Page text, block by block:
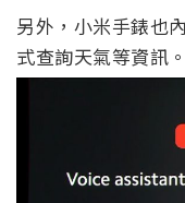
另外，小米手錶也
式查詢天氣等資訊。